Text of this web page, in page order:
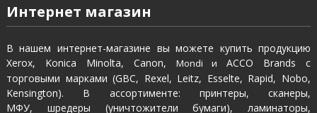
Интернет магазин
В нашем интернет-магазине вы можете купить продукцию
Xerox, Konica Minolta, Canon, Mondi иACCO Brands с
торговыми марками (GBC, Rexel, Leitz, Esselte, Rapid, Nobo,
Kensington). В ассортименте: принтеры, сканеры,
МФУ, шредеры (уничтожители бумаги), ламинаторы,